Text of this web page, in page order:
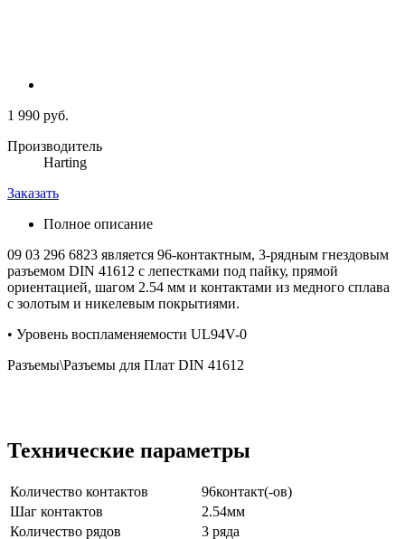
1 990 руб.
Производитель
Harting
Заказать
Полное описание
09 03 296 6823 является 96-контактным, 3-рядным гнездовым
разъемом DIN 41612 с лепестками под пайку, прямой
ориентацией, шагом 2.54 мм и контактами из медного сплава
с золотым и никелевым покрытиями.
• Уровень воспламеняемости UL94V-0
Разъемы\Разъемы для Плат DIN 41612
Технические параметры
Количество контактов
96контакт(-ов)
Шаг контактов
2.54мм
Количество рядов
3 ряда